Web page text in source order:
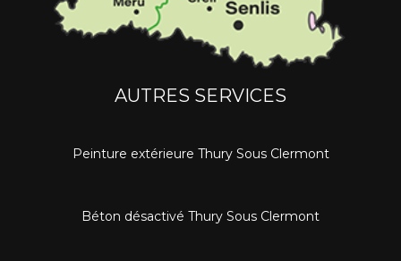
AUTRES SERVICES
Peinture extérieure Thury Sous Clermont
Béton désactivé Thury Sous Clermont